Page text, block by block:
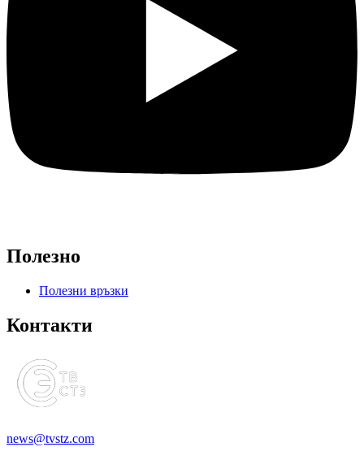
Полезно
Полезни връзки
Контакти
news@tvstz.com